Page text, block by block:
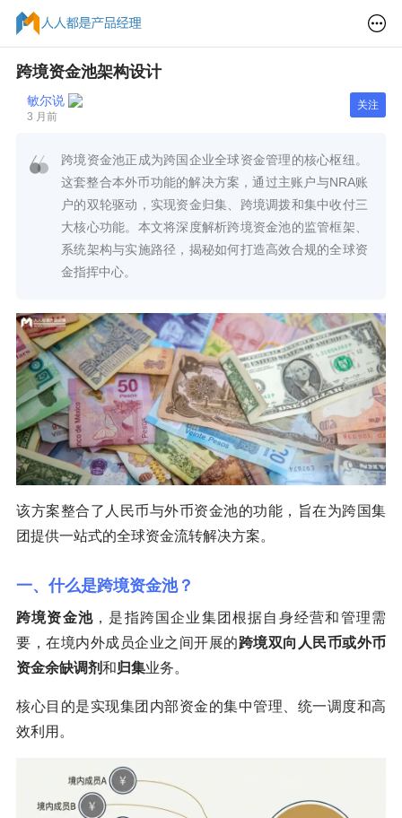
跨境资金池架构设计
敏尔说
3 月前
关注
跨境资金池正成为跨国企业全球资金管理的核心枢纽。
这套整合本外币功能的解决方案，通过主账户与NRA账
户的双轮驱动，实现资金归集、跨境调拨和集中收付三
大核心功能。本文将深度解析跨境资金池的监管框架、
系统架构与实施路径，揭秘如何打造高效合规的全球资
金指挥中心。
该方案整合了人民币与外币资金池的功能，旨在为跨国集
团提供一站式的全球资金流转解决方案。
一、什么是跨境资金池？
跨境资金池 ，是指跨国企业集团根据自身经营和管理需
要，在境内外成员企业之间开展的跨境双向人民币或外币
资金余缺调剂和归集业务。
核心目的是实现集团内部资金的集中管理、统一调度和高
效利用。